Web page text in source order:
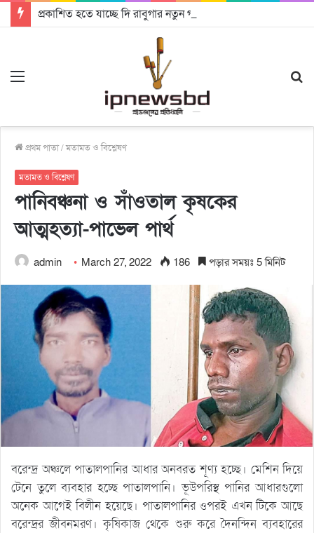
প্রকাশিত হতে যাচ্ছে দি রাবুগার নতুন গান ‘Baljanggi’
প্রথম পাতা/মতামত ও বিশ্লেষণ
মতামত ও বিশ্লেষণ
পানিবঞ্চনা ও সাঁওতাল কৃষকের
আত্মহত্যা-পাভেল পার্থ
admin March 27, 2022 186 পড়ার সময়ঃ 5 মিনিট
বরেন্দ্র অঞ্চলে পাতালপানির আধার অনবরত শূণ্য হচ্ছে। মেশিন দিয়ে
টেনে তুলে ব্যবহার হচ্ছে পাতালপানি। ভূউপরিস্থ পানির আধারগুলো
অনেক আগেই বিলীন হয়েছে। পাতালপানির ওপরই এখন টিকে আছে
বরেন্দ্রর জীবনমরণ। কৃষিকাজ থেকে শুরু করে দৈনন্দিন ব্যবহারের